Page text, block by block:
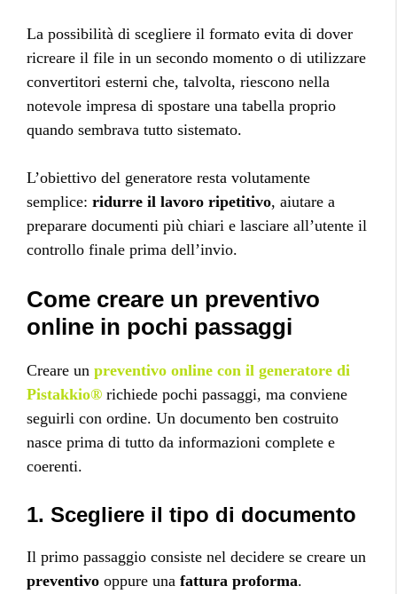
La possibilità di scegliere il formato evita di dover
ricreare il file in un secondo momento o di utilizzare
convertitori esterni che, talvolta, riescono nella
notevole impresa di spostare una tabella proprio
quando sembrava tutto sistemato.
L’obiettivo del generatore resta volutamente
semplice: ridurre il lavoro ripetitivo, aiutare a
preparare documenti più chiari e lasciare all’utente il
controllo finale prima dell’invio.
Come creare un preventivo
online in pochi passaggi
Creare un preventivo online con il generatore di
Pistakkio® richiede pochi passaggi, ma conviene
seguirli con ordine. Un documento ben costruito
nasce prima di tutto da informazioni complete e
coerenti.
1. Scegliere il tipo di documento
Il primo passaggio consiste nel decidere se creare un
preventivo oppure una fattura proforma.